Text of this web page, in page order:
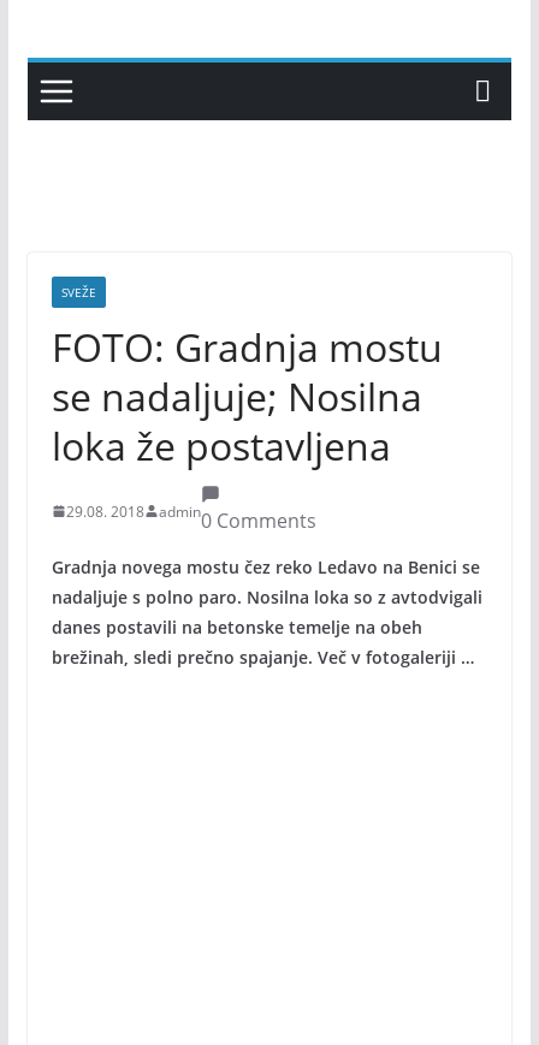
content
SVEŽE
FOTO: Gradnja mostu
se nadaljuje; Nosilna
loka že postavljena
29.08. 2018 admin0 Comments
Gradnja novega mostu čez reko Ledavo na Benici se
nadaljuje s polno paro. Nosilna loka so z avtodvigali
danes postavili na betonske temelje na obeh
brežinah, sledi prečno spajanje. Več v fotogaleriji …